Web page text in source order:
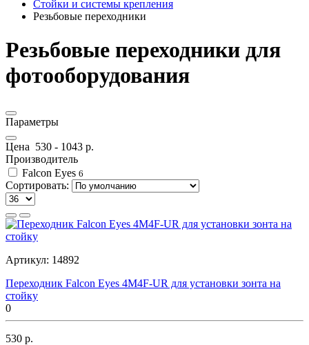
Стойки и системы крепления
Резьбовые переходники
Резьбовые переходники для
фотооборудования
Параметры
Цена 530 - 1043 р.
Производитель
Falcon Eyes 6
Сортировать:
Артикул: 14892
Переходник Falcon Eyes 4M4F-UR для установки зонта на
стойку
0
530 р.